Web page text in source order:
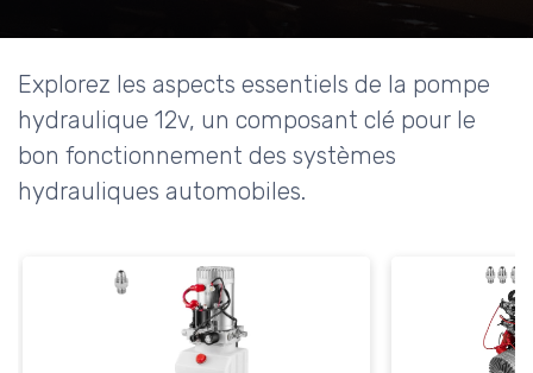
Explorez les aspects essentiels de la pompe
hydraulique 12v, un composant clé pour le
bon fonctionnement des systèmes
hydrauliques automobiles.